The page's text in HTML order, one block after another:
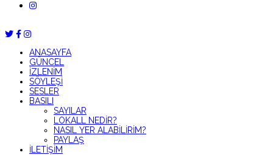
ANASAYFA
GÜNCEL
İZLENİM
SÖYLEŞİ
SESLER
BASILI
SAYILAR
LOKALL NEDİR?
NASIL YER ALABİLİRİM?
PAYLAŞ
İLETİŞİM